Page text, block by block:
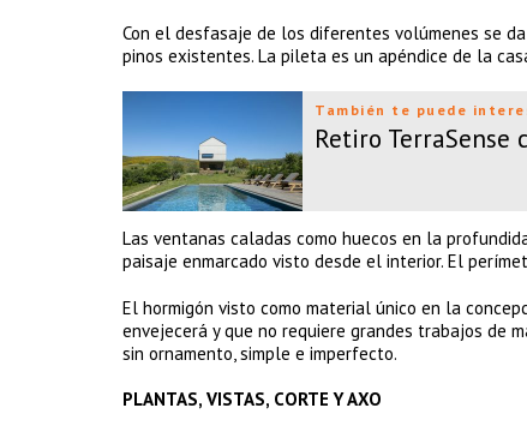
Con el desfasaje de los diferentes volúmenes se
pinos existentes. La pileta es un apéndice de la
También te puede
Retiro TerraSense
Las ventanas caladas como huecos en la
paisaje enmarcado visto desde el interior. El
El hormigón visto como material único en la
envejecerá y que no requiere grandes trabajos de
sin ornamento, simple e imperfecto.
PLANTAS, VISTAS, CORTE Y AXO